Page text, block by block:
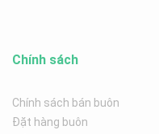
Chính sách
Chính sách bán buôn
Đặt hàng buôn